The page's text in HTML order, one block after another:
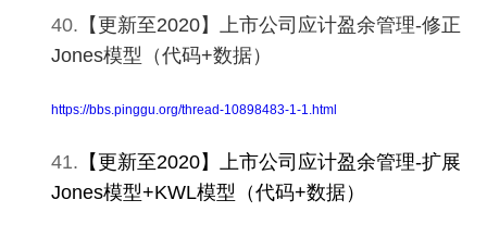
40. 【更新至2020】上市公司应计盈余管理-修正
Jones模型（代码+数据）
https://bbs.pinggu.org/thread-10898483-1-1.html
41. 【更新至2020】 上市公司应计盈余管理-扩展
Jones模型+KWL模型（代码+数据）